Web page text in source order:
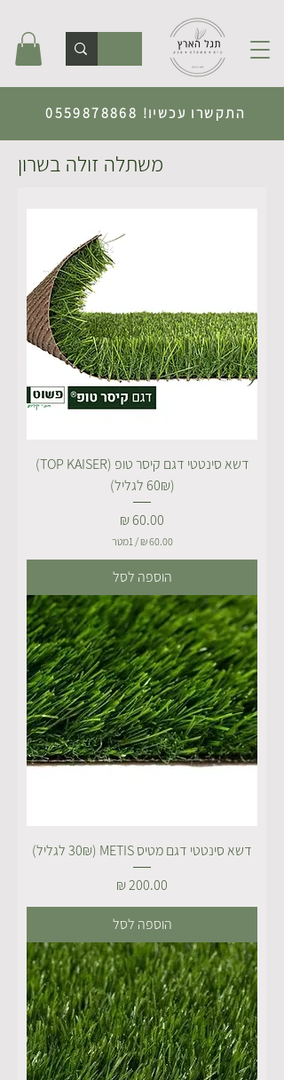
התקשרו עכשיו! 0559878868
משתלה זולה בשרון
דשא סינטטי דגם קיסר טופ (TOP KAISER)
(60₪ לגליל)
מחיר
‏60.00 ‏₪
/1מטר
0
.
0
0
‏
₪
ל
-
1
מ
ט
ר
י
הוספה לסל
דשא סינטטי דגם מטיס METIS (30₪ לגליל)
מחיר
הוספה לסל